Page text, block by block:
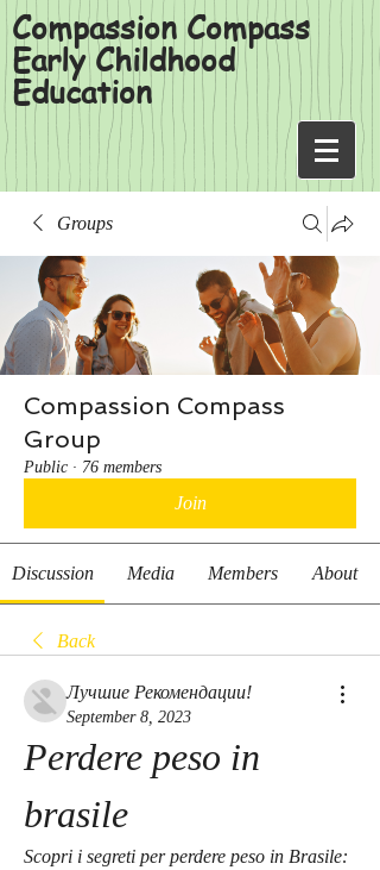
Compassion Compass
Early Childhood
Education
Groups
Compassion Compass
Group
Public · 76 members
Join
Discussion Media Members About
Back
Лучшие Рекомендации!
September 8, 2023
Perdere peso in
brasile
Scopri i segreti per perdere peso in Brasile: